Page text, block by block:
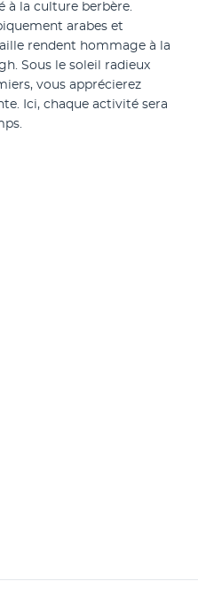
à la culture berbère.
arabes et
rendent hommage à la
Sous le soleil radieux
vous apprécierez
Ici, chaque activité sera